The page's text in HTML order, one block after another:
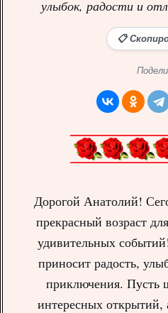
улыбок, радости и
📋
Дорогой Анатолий!
прекрасный возраст
удивительных
приносит радость,
приключения. Пусть
интересных открытий,